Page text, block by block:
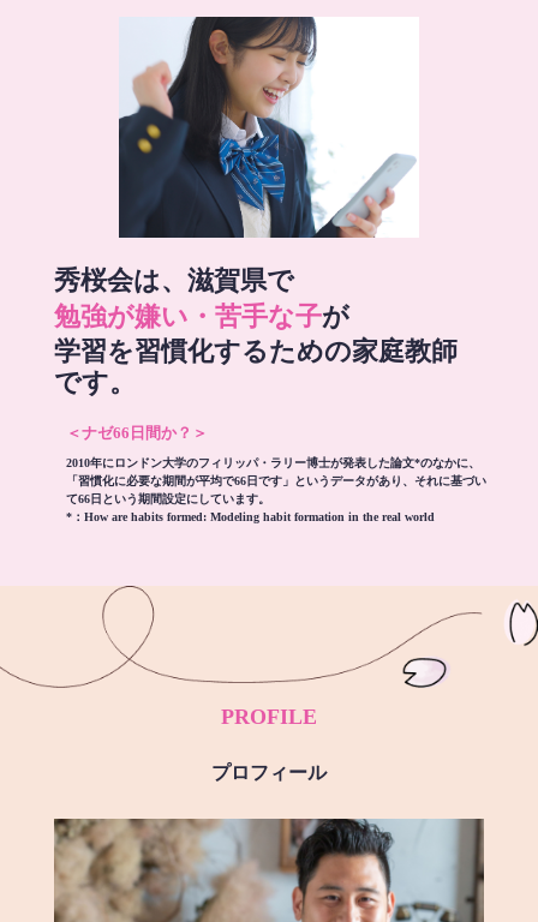
秀桜会は、滋賀県で
勉強が嫌い・苦手な子が
学習を習慣化するための家庭教師
です。
＜ナゼ66日間か？＞
2010年にロンドン大学のフィリッパ・ラリー博士が発表した論文*のなかに、
「習慣化に必要な期間が平均で66日です」というデータがあり、それに基づい
て66日という期間設定にしています。
*： How are habits formed: Modeling habit formation in the real world
PROFILE
プロフィール